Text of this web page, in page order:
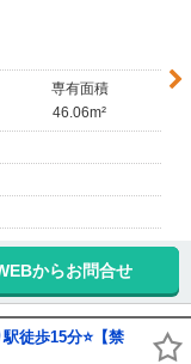
専有面積
46.06m²
からお問合せ
徒歩15分⭐【禁